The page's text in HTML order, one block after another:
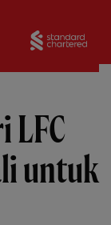
LFC
untuk